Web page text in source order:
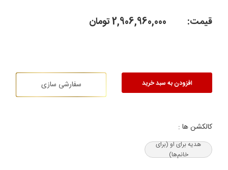
قیمت: 2,906,960,000تومان
افزودن به سبد خرید سفارشی سازی
کالکشن ها :
هدیه‌ برای او (برای
خانم‌ها)